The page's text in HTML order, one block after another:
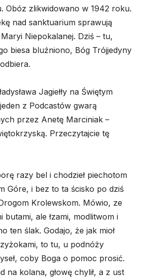
Obóz zlikwidowano w 1942 roku.
nad sanktuarium sprawują
Niepokalanej. Dziś – tu,
biesa bluźniono, Bóg Trójjedyny
Jagiełły na Świętym
z Podcastów gwarą
przez Anetę Marciniak –
Przeczytajcie tę
razy bel i chodzieł piechotom
Góre, i bez to ta ścisko po dziś
Krolewskom. Mówio, ze
butami, ale łzami, modlitwom i
ten ślak. Godajo, że jak mioł
to tu, u podnóży
coby Boga o pomoc prosić.
na kolana, głowę chylił, a z ust